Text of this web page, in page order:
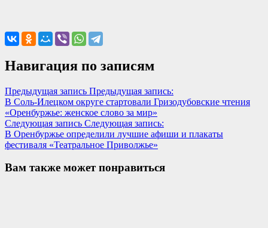
Навигация по записям
Предыдущая запись Предыдущая запись:
В Соль-Илецком округе стартовали Гризодубовские чтения
«Оренбуржье: женское слово за мир»
Следующая запись Следующая запись:
В Оренбуржье определили лучшие афиши и плакаты
фестиваля «Театральное Приволжье»
Вам также может понравиться